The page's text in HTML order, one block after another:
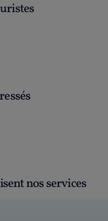
nos services